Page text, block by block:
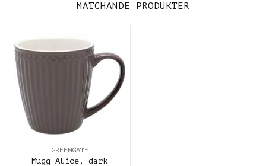
MATCHANDE PRODUKTER
GREENGATE
Mugg Alice, dark